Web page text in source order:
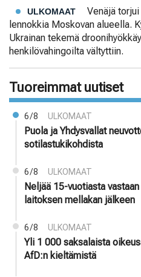
ULKOMAAT
Venäjä
lennokkia Moskovan alueella.
Ukrainan tekemä
henkilövahingoilta vältyttiin.
Tuoreimmat uutiset
6/8 ULKOMAAT
Puola ja Yhdysvallat
sotilastukikohdista
6/8 ULKOMAAT
Neljää 15-vuotiasta
laitoksen mellakan jälkeen
6/8 ULKOMAAT
Yli 1 000 saksalaista
AfD:n kieltämistä